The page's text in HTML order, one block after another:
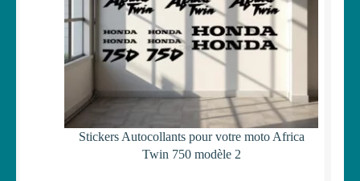
Stickers Autocollants pour votre moto Africa
Twin 750 modèle 2